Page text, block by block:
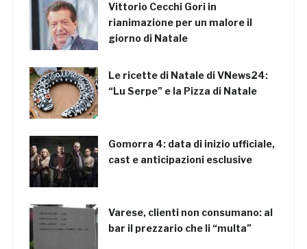
Vittorio Cecchi Gori in
rianimazione per un malore il
giorno di Natale
Le ricette di Natale di VNews24:
“Lu Serpe” e la Pizza di Natale
Gomorra 4: data di inizio ufficiale,
cast e anticipazioni esclusive
Varese, clienti non consumano: al
bar il prezzario che li “multa”